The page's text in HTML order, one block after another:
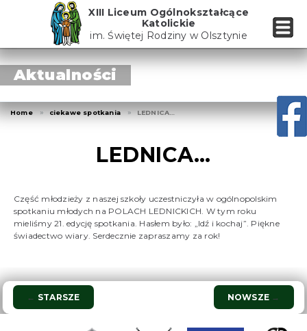
XIII Liceum Ogólnokształcące
Katolickie
im. Świętej Rodziny w Olsztynie
Aktualności
Home ciekawe spotkania LEDNICA…
LEDNICA…
Część młodzieży z naszej szkoły uczestniczyła w ogólnopolskim
spotkaniu młodych na POLACH LEDNICKICH. W tym roku
mieliśmy 21. edycję spotkania. Hasłem było: „Idź i kochaj”. Piękne
świadectwo wiary. Serdecznie zapraszamy za rok!
Nawigacja
wpisu
← STARSZE NOWSZE →